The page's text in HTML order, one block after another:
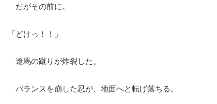
だがその前に。
「どけっ！！」
遼馬の蹴りが炸裂した。
バランスを崩した忍が、地面へと転げ落ちる。